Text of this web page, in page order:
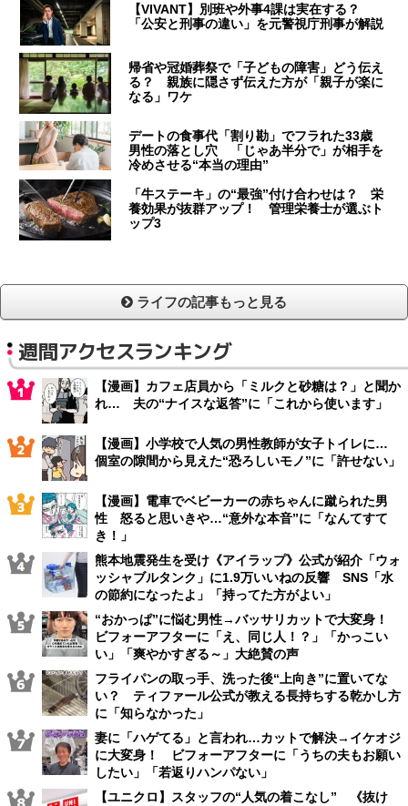
【VIVANT】別班や外事4課は実在する？
「公安と刑事の違い」を元警視庁刑事が解説
帰省や冠婚葬祭で「子どもの障害」どう伝え
る？ 親族に隠さず伝えた方が「親子が楽に
なる」ワケ
デートの食事代「割り勘」でフラれた33歳
男性の落とし穴 「じゃあ半分で」が相手を
冷めさせる“本当の理由”
「牛ステーキ」の“最強”付け合わせは？ 栄
養効果が抜群アップ！ 管理栄養士が選ぶト
ップ3
ライフの記事もっと見る
週間アクセスランキング
【漫画】カフェ店員から「ミルクと砂糖は？」と聞か
れ… 夫の“ナイスな返答”に「これから使います」
【漫画】小学校で人気の男性教師が女子トイレに…
個室の隙間から見えた“恐ろしいモノ”に「許せない」
【漫画】電車でベビーカーの赤ちゃんに蹴られた男
性 怒ると思いきや…“意外な本音”に「なんてすて
き！」
熊本地震発生を受け《アイラップ》公式が紹介「ウォ
ッシャブルタンク」に1.9万いいねの反響 SNS「水
の節約になったよ」「持ってた方がよい」
“おかっぱ”に悩む男性→バッサリカットで大変身！
ビフォーアフターに「え、同じ人！？」「かっこい
い」「爽やかすぎる～」大絶賛の声
フライパンの取っ手、洗った後“上向き”に置いてな
い？ ティファール公式が教える長持ちする乾かし方
に「知らなかった」
妻に「ハゲてる」と言われ…カットで解決→イケオジ
に大変身！ ビフォーアフターに「うちの夫もお願い
したい」「若返りハンパない」
【ユニクロ】スタッフの“人気の着こなし” 《抜け